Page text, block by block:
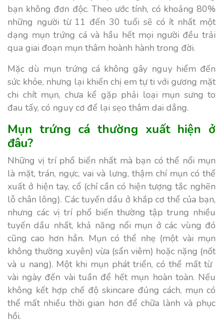
bạn không đơn độc. Theo ước tính, có khoảng 80%
những người từ 11 đến 30 tuổi sẽ có ít nhất một
dạng mụn trứng cá và hầu hết mọi người đều trải
qua giai đoạn mụn thâm hoành hành trong đời.
Mặc dù mụn trứng cá không gây nguy hiểm đến
sức khỏe, nhưng lại khiến chị em tự ti với gương mặt
chi chít mụn, chưa kể gặp phải loại mụn sưng to
đau tấy, có nguy cơ để lại sẹo thâm dai dẳng.
Mụn trứng cá thường xuất hiện ở
đâu?
Những vị trí phổ biến nhất mà bạn có thể nổi mụn
là mặt, trán, ngực, vai và lưng, thậm chí mụn có thể
xuất ở hiện tay, cổ (chỉ cần có hiện tượng tắc nghẽn
lỗ chân lông). Các tuyến dầu ở khắp cơ thể của bạn,
nhưng các vị trí phổ biến thường tập trung nhiều
tuyến dầu nhất, khả năng nổi mụn ở các vùng đó
cũng cao hơn hẳn. Mụn có thể nhẹ (một vài mụn
không thường xuyên) vừa (sẩn viêm) hoặc nặng (nốt
và u nang). Một khi mụn phát triển, có thể mất từ ​​
vài ngày đến vài tuần để hết mụn hoàn toàn. Nếu
không kết hợp chế độ skincare đúng cách, mụn có
thể mất nhiều thời gian hơn để chữa lành và phục
hồi.